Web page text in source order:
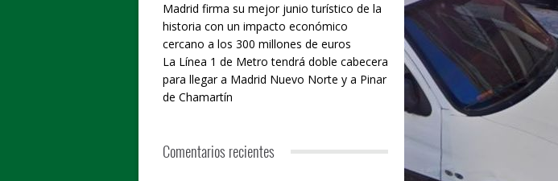
Madrid firma su mejor junio turístico de la
historia con un impacto económico
cercano a los 300 millones de euros
La Línea 1 de Metro tendrá doble cabecera
para llegar a Madrid Nuevo Norte y a Pinar
de Chamartín
Comentarios recientes